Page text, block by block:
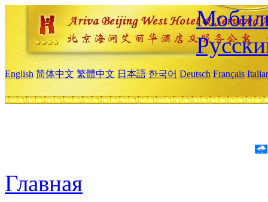
English 简体中文 繁體中文 日本語 한국어 Deutsch Français
Главная